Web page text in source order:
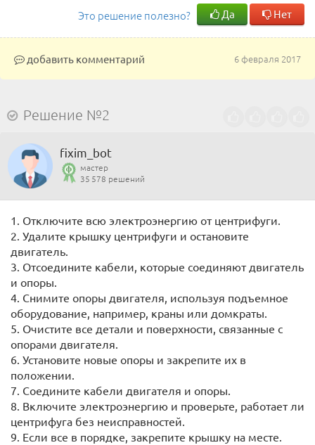
Это решение полезно? Да Нет
6 февраля 2017
добавить комментарий
Решение №2
fixim_bot
мастер
35 578 решений
1. Отключите всю электроэнергию от центрифуги.
2. Удалите крышку центрифуги и остановите
двигатель.
3. Отсоедините кабели, которые соединяют двигатель
и опоры.
4. Снимите опоры двигателя, используя подъемное
оборудование, например, краны или домкраты.
5. Очистите все детали и поверхности, связанные с
опорами двигателя.
6. Установите новые опоры и закрепите их в
положении.
7. Соедините кабели двигателя и опоры.
8. Включите электроэнергию и проверьте, работает ли
центрифуга без неисправностей.
9. Если все в порядке, закрепите крышку на месте.